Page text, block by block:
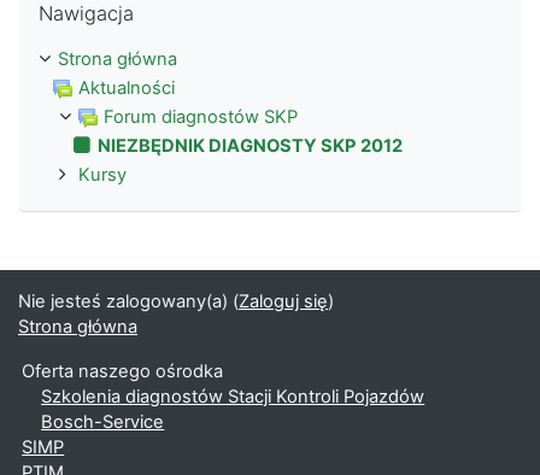
Nawigacja
Strona główna
Aktualności
Forum diagnostów SKP
NIEZBĘDNIK DIAGNOSTY SKP 2012
Kursy
Nie jesteś zalogowany(a) (Zaloguj się)
Strona główna
Oferta naszego ośrodka
Szkolenia diagnostów Stacji Kontroli Pojazdów
Bosch-Service
SIMP